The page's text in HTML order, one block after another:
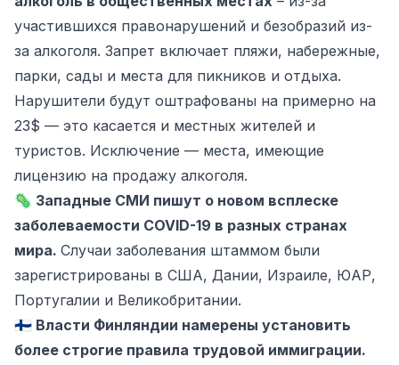
участившихся правонарушений и безобразий из-
за алкоголя. Запрет включает пляжи, набережные,
парки, сады и места для пикников и отдыха.
Нарушители будут оштрафованы на примерно на
23$ — это касается и местных жителей и
туристов. Исключение — места, имеющие
лицензию на продажу алкоголя.
🦠 Западные СМИ пишут о новом всплеске
заболеваемости COVID-19 в разных странах
мира. Случаи заболевания штаммом были
зарегистрированы в США, Дании, Израиле, ЮАР,
Португалии и Великобритании.
🇫🇮 Власти Финляндии намерены установить
более строгие правила трудовой иммиграции.